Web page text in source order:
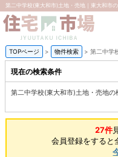
第二中学校(東大和市)土地・売地｜東大和市
TOPページ > 物件検索 > 第二中学
現在の検索条件
第二中学校(東大和市)土地・売地の
27件
会員登録をすると